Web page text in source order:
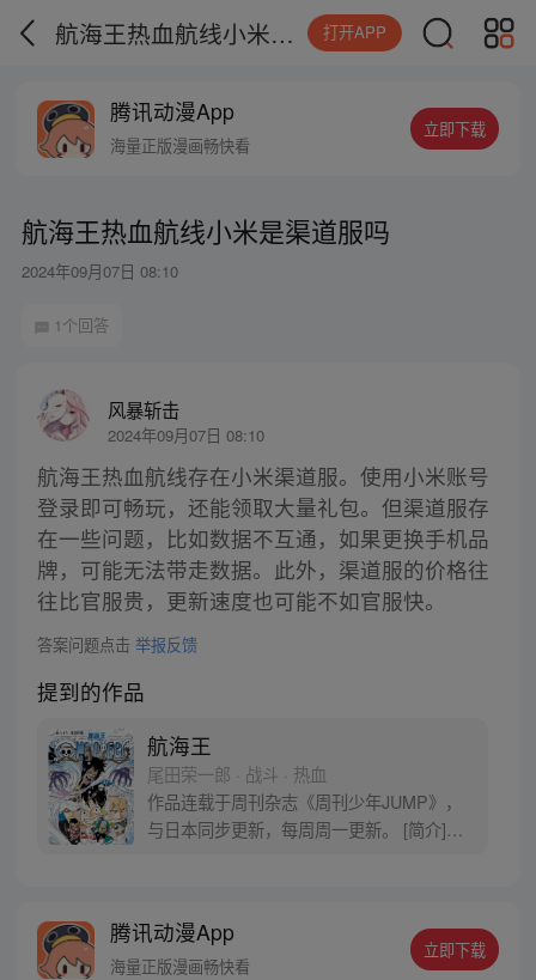
航海王热血航线小米是渠道服吗 打开APP
腾讯动漫App
海量正版漫画畅快看
立即下载
航海王热血航线小米是渠道服吗
2024年09月07日 08:10
1个回答
风暴斩击
2024年09月07日 08:10
航海王热血航线存在小米渠道服。使用小米账号
登录即可畅玩，还能领取大量礼包。但渠道服存
在一些问题，比如数据不互通，如果更换手机品
牌，可能无法带走数据。此外，渠道服的价格往
往比官服贵，更新速度也可能不如官服快。
答案问题点击 举报反馈
提到的作品
航海王
尾田荣一郎 · 战斗 · 热血
作品连载于周刊杂志《周刊少年JUMP》，
与日本同步更新，每周周一更新。 [简介]有
十年后，路飞为实现与因救他而断臂的杰克
斯的约定而出海，开始了以成为海盗王为目
腾讯动漫App
海量正版漫画畅快看
立即下载